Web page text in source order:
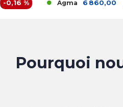
% Agma 6 860,00 0 %
Pourquoi